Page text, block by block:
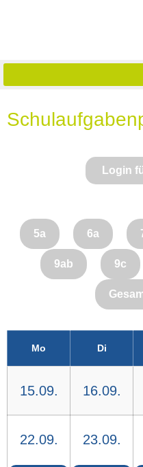
Login
5a 6a
9ab 9c
Mo Di
15.09. 16.09.
22.09. 23.09.